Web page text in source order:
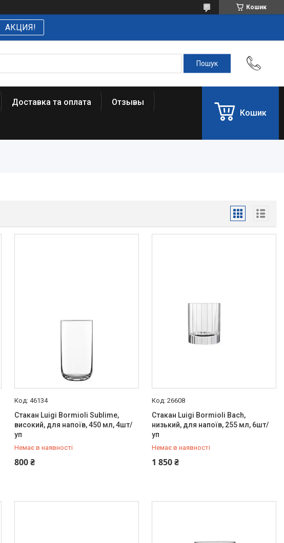
Кошик
АКЦИЯ!
Доставка та оплата Отзывы
Кошик
46134
Стакан Luigi Bormioli Sublime,
високий, для напоїв, 450 мл, 4шт/
уп
Немає в наявності
800 ₴
+380 (67) 519-99-10
26608
Стакан Luigi Bormioli Bach,
низький, для напоїв, 255 мл, 6шт/
уп
Немає в наявності
1 850 ₴
+380 (67) 519-99-10